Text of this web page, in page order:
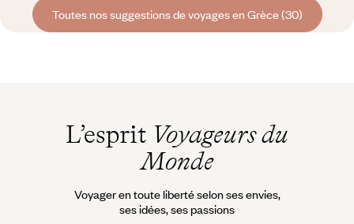
Toutes nos suggestions de voyages en Grèce (30)
L’esprit Voyageurs du
Monde
Voyager en toute liberté selon ses envies,
ses idées, ses passions